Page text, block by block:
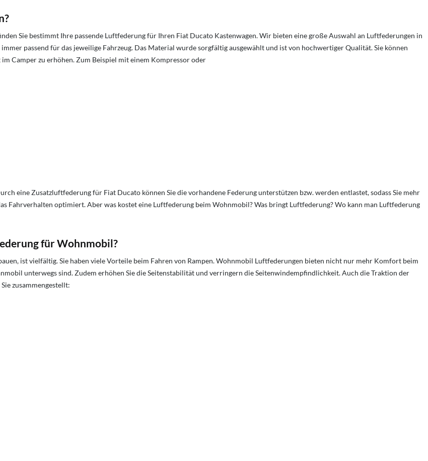
Sie bestimmt Ihre passende Luftfederung für Ihren Fiat Ducato Kastenwagen. Wir bieten eine große Auswahl an Luftfederungen in
passend für das jeweilige Fahrzeug. Das Material wurde sorgfältig ausgewählt und ist von hochwertiger Qualität. Sie können
Camper zu erhöhen. Zum Beispiel mit einem Kompressor oder
eine Zusatzluftfederung für Fiat Ducato können Sie die vorhandene Federung unterstützen bzw. werden entlastet, sodass Sie mehr
Fahrverhalten optimiert. Aber was kostet eine Luftfederung beim Wohnmobil? Was bringt Luftfederung? Wo kann man Luftfederung
für Wohnmobil?
ist vielfältig. Sie haben viele Vorteile beim Fahren von Rampen. Wohnmobil Luftfederungen bieten nicht nur mehr Komfort beim
unterwegs sind. Zudem erhöhen Sie die Seitenstabilität und verringern die Seitenwindempfindlichkeit. Auch die Traktion der
zusammengestellt: